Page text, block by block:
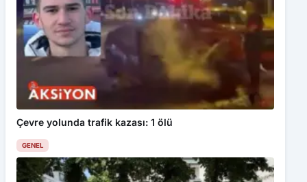
Çevre yolunda trafik kazası: 1 ölü
GENEL